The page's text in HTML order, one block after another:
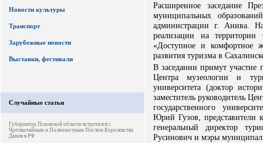
Новости культуры
Транспорт
Зарубежные новости
Выставки, фестивали
Случайные статьи
Губернатор Псковской области встретился с
Чрезвычайным и Полномочным Послом Королевства
Дания в РФ
Расширенное заседание
муниципальных
администрации г. Анива.
реализации на территории
«Доступное и комфортное
развития туризма в
В заседании примут участие
Центра музеологии и
университета (доктор
заместитель руководитель
государственного
Юрий Гузов, представители
генеральный директор
Русинович и мэры